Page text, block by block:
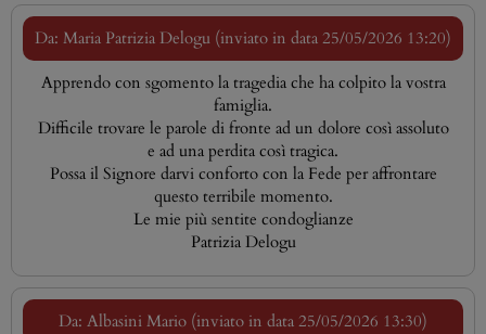
Da: Maria Patrizia Delogu (inviato in data 25/05/2026 13:20)
Apprendo con sgomento la tragedia che ha colpito la vostra
famiglia.
Difficile trovare le parole di fronte ad un dolore così assoluto
e ad una perdita così tragica.
Possa il Signore darvi conforto con la Fede per affrontare
questo terribile momento.
Le mie più sentite condoglianze
Patrizia Delogu
Da: Albasini Mario (inviato in data 25/05/2026 13:30)